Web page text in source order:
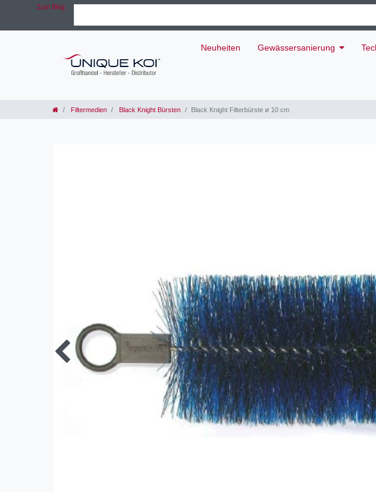
Zum Blog
Neuheiten Gewässersanierung
Filtermedien Black Knight Bürsten Black Knight Filterbürste ø 10 cm